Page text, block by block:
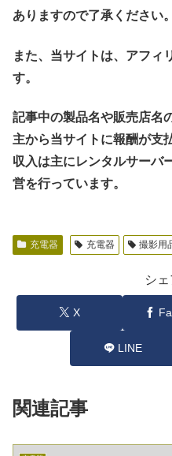
ありますので了承ください。
また、当サイトは、アフィ
す。
記事中の製品名や販売店名
主から当サイトに報酬が支
収入は主にレンタルサーバ
営を行っています。
充電器 充電器 撮影用
シ
X
LINE
関連記事